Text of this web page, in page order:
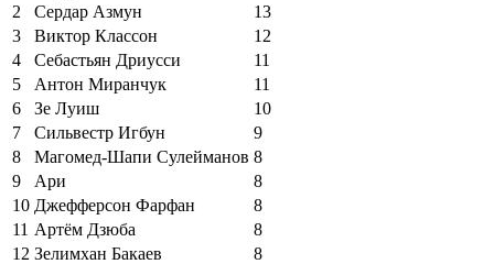
2
Сердар Азмун
13
3
Виктор Классон
12
4
Себастьян Дриусси
11
5
Антон Миранчук
11
6
Зе Луиш
10
7
Сильвестр Игбун
9
8
Магомед-Шапи Сулейманов 8
9
Ари
8
10 Джефферсон Фарфан
8
11 Артём Дзюба
8
12 Зелимхан Бакаев
8